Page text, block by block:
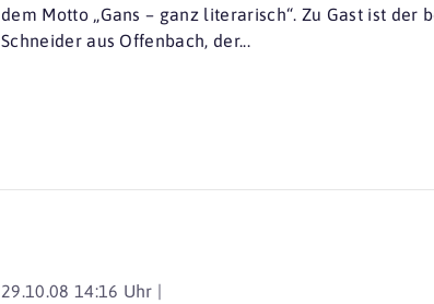
dem Motto „Gans – ganz literarisch“. Zu Gast ist
Schneider aus Offenbach, der...
29.10.08 14:16 Uhr |